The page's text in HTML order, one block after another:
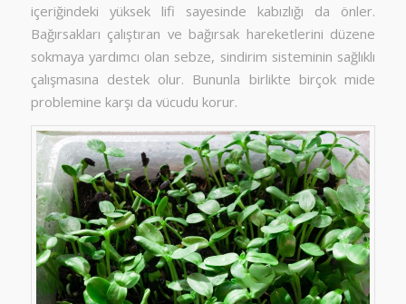
içeriğindeki yüksek lifi sayesinde kabızlığı da önler.
Bağırsakları çalıştıran ve bağırsak hareketlerini düzene
sokmaya yardımcı olan sebze, sindirim sisteminin sağlıklı
çalışmasına destek olur. Bununla birlikte birçok mide
problemine karşı da vücudu korur.